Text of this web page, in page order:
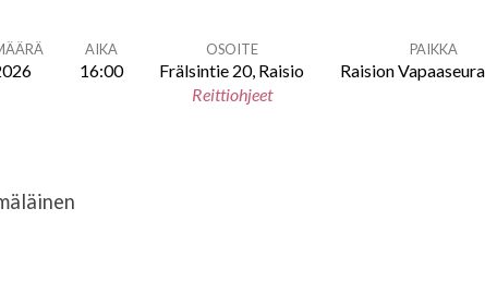
AIKA
16:00
OSOITE
Frälsintie 20, Raisio
Reittiohjeet
PAIKKA
Raision